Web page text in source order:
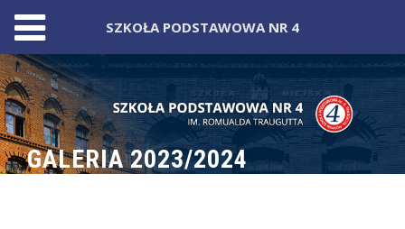
Skip
to
content
GALERIA 2023/2024
SZKOŁA PODSTAWOWA NR 4